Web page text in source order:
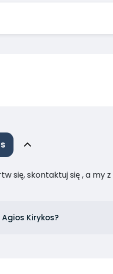
się, skontaktuj się , a my z
Kirykos?